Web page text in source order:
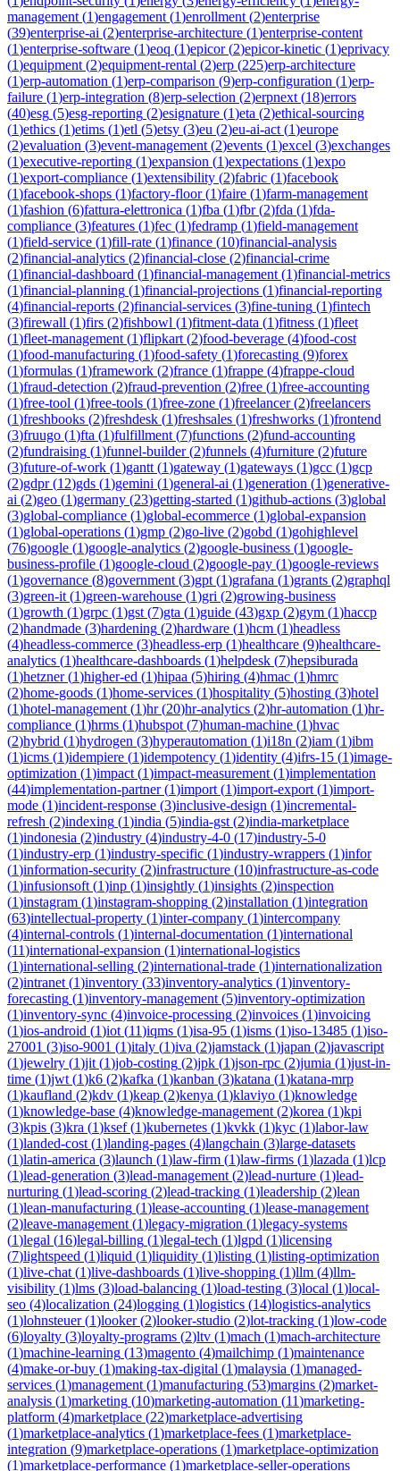
management (1)engagement (1)enrollment (2)enterprise
(39)enterprise-ai (2)enterprise-architecture (1)enterprise-content
(1)enterprise-software (1)eoq (1)epicor(2)epicor-kinetic (1)eprivacy
(1)equipment (2)equipment-rental (2)erp (225)erp-architecture
(1)erp-automation (1)erp-comparison (9)erp-configuration (1)erp-
failure (1)erp-integration (8)erp-selection (2)erpnext (18)errors
(40)esg (5)esg-reporting (2)esignature (1)eta (2)ethical-sourcing
(1)ethics (1)etims (1)etl (5)etsy (3)eu (2)eu-ai-act (1)europe
(2)evaluation (3)event-management (2)events (1)excel (3)exchanges
(1)executive-reporting (1)expansion (1)expectations (1)expo
(1)export-compliance (1)extensibility (2)fabric (1)facebook
(1)facebook-shops (1)factory-floor(1)faire (1)farm-management
(1)fashion (6)fattura-elettronica (1)fba (1)fbr(2)fda (1)fda-
compliance (3)features (1)fec (1)fedramp (1)field-management
(1)field-service (1)fill-rate (1)finance (10)financial-analysis
(2)financial-analytics (2)financial-close (2)financial-crime
(1)financial-dashboard (1)financial-management (1)financial-metrics
(1)financial-planning (1)financial-projections (1)financial-reporting
(4)financial-reports (2)financial-services (3)fine-tuning (1)fintech
(3)firewall (1)firs (2)fishbowl (1)fitment-data (1)fitness (1)fleet
(1)fleet-management (1)flipkart (2)food-beverage (4)food-cost
(1)food-manufacturing (1)food-safety (1)forecasting (9)forex
(1)formulas (1)framework (2)france (1)frappe (4)frappe-cloud
(1)fraud-detection (2)fraud-prevention (2)free (1)free-accounting
(1)free-tool (1)free-tools (1)free-zone (1)freelancer(2)freelancers
(1)freshbooks (2)freshdesk (1)freshsales (1)freshworks (1)frontend
(3)fruugo (1)fta (1)fulfillment (7)functions (2)fund-accounting
(2)fundraising (1)funnel-builder(2)funnels (4)furniture (2)future
(3)future-of-work (1)gantt (1)gateway (1)gateways (1)gcc (1)gcp
(2)gdpr(12)gds (1)gemini (1)general-ai (1)generation (1)generative-
ai (2)geo (1)germany (23)getting-started (1)github-actions (3)global
(3)global-compliance (1)global-ecommerce (1)global-expansion
(1)global-operations (1)gmp (2)go-live (2)gobd (1)gohighlevel
(76)google (1)google-analytics (2)google-business (1)google-
business-profile (1)google-cloud (2)google-pay (1)google-reviews
(1)governance (8)government (3)gpt (1)grafana (1)grants (2)graphql
(3)green-it (1)green-warehouse (1)gri (2)growing-business
(1)growth (1)grpc (1)gst (7)gta (1)guide (43)gxp (2)gym (1)haccp
(2)handmade (3)hardening (2)hardware (1)hcm (1)headless
(4)headless-commerce (3)headless-erp (1)healthcare (9)healthcare-
analytics (1)healthcare-dashboards (1)helpdesk (7)hepsiburada
(1)hetzner(1)higher-ed (1)hipaa (5)hiring (4)hmac (1)hmrc
(2)home-goods (1)home-services (1)hospitality (5)hosting (3)hotel
(1)hotel-management (1)hr(20)hr-analytics (2)hr-automation (1)hr-
compliance (1)hrms (1)hubspot (7)human-machine (1)hvac
(2)hybrid (1)hydrogen (3)hyperautomation (1)i18n (2)iam (1)ibm
(1)icms (1)idempiere (1)idempotency (1)identity (4)ifrs-15 (1)image-
optimization (1)impact (1)impact-measurement (1)implementation
(44)implementation-partner(1)import (1)import-export (1)import-
mode (1)incident-response (3)inclusive-design (1)incremental-
refresh (2)indexing (1)india (5)india-gst (2)india-marketplace
(1)indonesia (2)industry (4)industry-4-0 (17)industry-5-0
(1)industry-erp (1)industry-specific (1)industry-wrappers (1)infor
(1)information-security (2)infrastructure (10)infrastructure-as-code
(1)infusionsoft (1)inp (1)insightly (1)insights (2)inspection
(1)instagram (1)instagram-shopping (2)installation (1)integration
(63)intellectual-property (1)inter-company (1)intercompany
(4)internal-controls (1)internal-documentation (1)international
(11)international-expansion (1)international-logistics
(1)international-selling (2)international-trade (1)internationalization
(2)intranet (1)inventory (33)inventory-analytics (1)inventory-
forecasting (1)inventory-management (5)inventory-optimization
(1)inventory-sync (4)invoice-processing (2)invoices (1)invoicing
(1)ios-android (1)iot (11)iqms (1)isa-95 (1)isms (1)iso-13485 (1)iso-
27001 (3)iso-9001 (1)italy (1)iva (2)jamstack (1)japan (2)javascript
(1)jewelry (1)jit (1)job-costing (2)jpk (1)json-rpc (2)jumia (1)just-in-
time (1)jwt (1)k6 (2)kafka (1)kanban (3)katana (1)katana-mrp
(1)kaufland (2)kdv (1)keap (2)kenya (1)klaviyo (1)knowledge
(1)knowledge-base (4)knowledge-management (2)korea (1)kpi
(3)kpis (3)kra (1)ksef(1)kubernetes (1)kvkk (1)kyc (1)labor-law
(1)landed-cost (1)landing-pages (4)langchain (3)large-datasets
(1)latin-america (3)launch (1)law-firm (1)law-firms (1)lazada (1)lcp
(1)lead-generation (3)lead-management (2)lead-nurture (1)lead-
nurturing (1)lead-scoring (2)lead-tracking (1)leadership (2)lean
(1)lean-manufacturing (1)lease-accounting (1)lease-management
(2)leave-management (1)legacy-migration (1)legacy-systems
(1)legal (16)legal-billing (1)legal-tech (1)lgpd (1)licensing
(7)lightspeed (1)liquid (1)liquidity (1)listing (1)listing-optimization
(1)live-chat (1)live-dashboards (1)live-shopping (1)llm (4)llm-
visibility (1)lms (3)load-balancing (1)load-testing (3)local (1)local-
seo (4)localization (24)logging (1)logistics (14)logistics-analytics
(1)lohnsteuer(1)looker(2)looker-studio (2)lot-tracking (1)low-code
(6)loyalty (3)loyalty-programs (2)ltv (1)mach (1)mach-architecture
(1)machine-learning (13)magento (4)mailchimp (1)maintenance
(4)make-or-buy (1)making-tax-digital (1)malaysia (1)managed-
services (1)management (1)manufacturing (53)margins (2)market-
analysis (1)marketing (10)marketing-automation (11)marketing-
platform (4)marketplace (22)marketplace-advertising
(1)marketplace-analytics (1)marketplace-fees (1)marketplace-
integration (9)marketplace-operations (1)marketplace-optimization
(1)marketplace-performance (1)marketplace-seller-operations